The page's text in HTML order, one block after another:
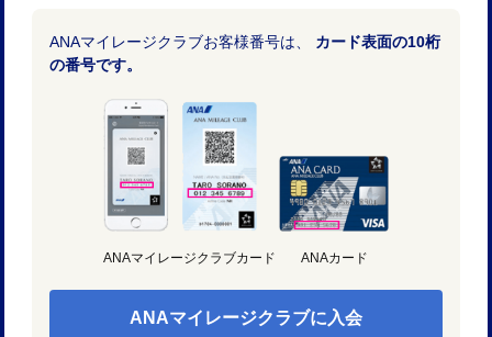
ANAマイレージクラブお客様番号は、 カード表面の10桁
の番号です。
ANAマイレージクラブカード ANAカード
ANAマイレージクラブに入会